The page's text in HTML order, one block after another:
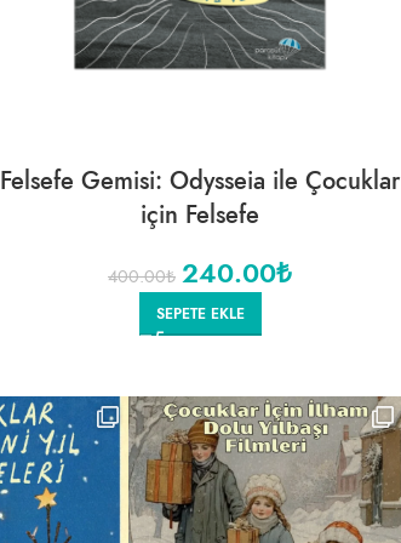
Felsefe Gemisi: Odysseia ile Çocuklar
için Felsefe
400.00₺ 240.00₺
SEPETE EKLE